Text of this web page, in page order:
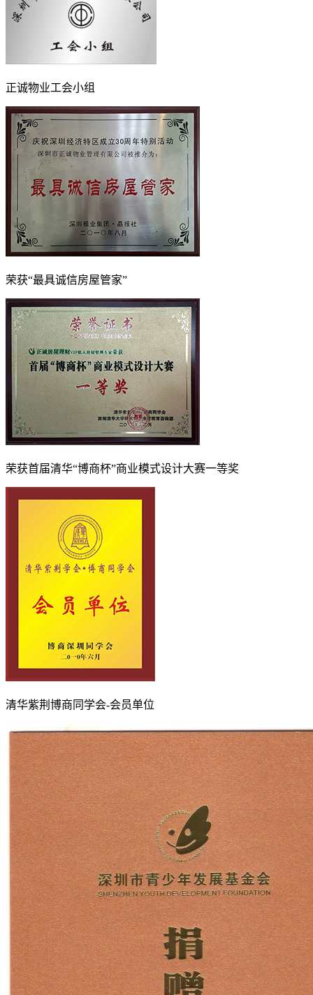
正诚物业工会小组
荣获“最具诚信房屋管家”
荣获首届清华“博商杯”商业模式设计大赛一等奖
清华紫荆博商同学会-会员单位